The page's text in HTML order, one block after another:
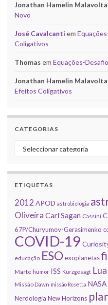
Jonathan Hamelin Malavolta
Novo
José Cavalcanti em
Coligativos
Thomas em Equações-
Jonathan Hamelin Malavolta
Efeitos Coligativos
CATEGORIAS
Categorias
ETIQUETAS
2012 APOD astrobiologia
Oliveira Carl Sagan Cassini
67P/Churyumov-Gerasimenko
COVID-19
educação ESOexoplanetas
Marte humor ISS Kurzgesagt Lua
Missão Dawn missão Rosetta NASA
Nerdologia New Horizons